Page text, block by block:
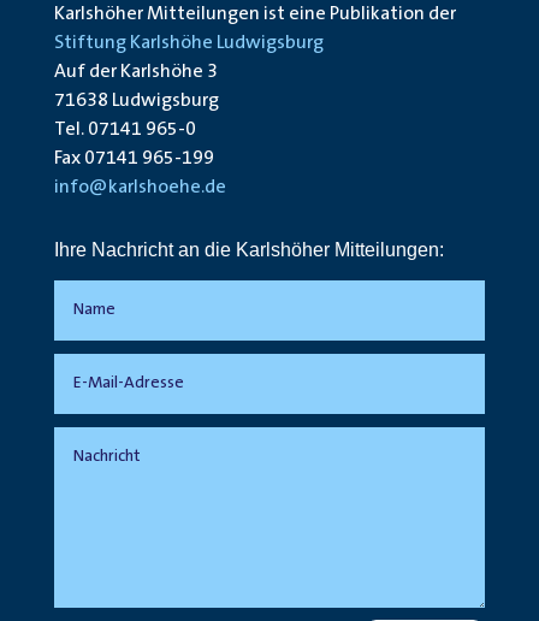
Karlshöher Mitteilungen ist eine Publikation der
Stiftung Karlshöhe Ludwigsburg
Auf der Karlshöhe 3
71638 Ludwigsburg
Tel. 07141 965-0
Fax 07141 965-199
info@karlshoehe.de
Ihre Nachricht an die Karlshöher Mitteilungen: